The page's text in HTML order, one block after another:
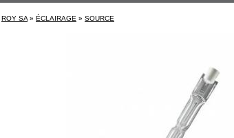
ROY SA » ÉCLAIRAGE » SOURCE